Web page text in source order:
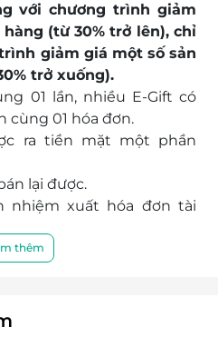
chỉ mang tính tiện dụng
bảo vệ sức khỏe con
ô nhiễm môi trường tốt
với chương trình giảm
(từ 30% trở lên), chỉ
giảm giá một số sản
trở xuống).
01 lần, nhiều E-Gift có
cùng 01 hóa đơn.
ra tiền mặt một phần
lại được.
nhiệm xuất hóa đơn tài
của khách hàng vượt
bảo mật thông tin
khi đặt mua. LifeLink sẽ
thêm